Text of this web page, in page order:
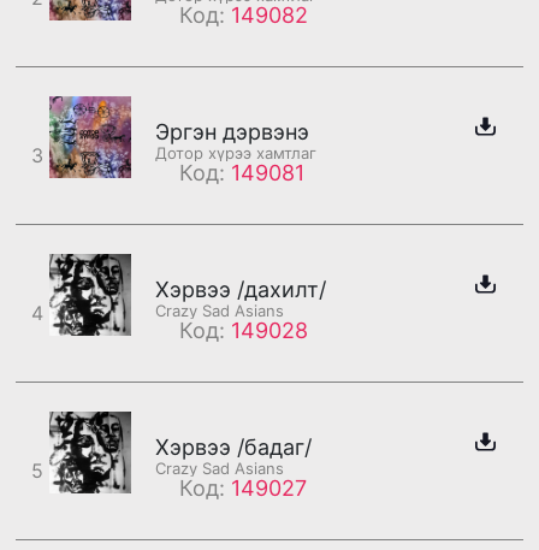
Код: 149082
3
Эргэн дэрвэнэ
Дотор хүрээ хамтлаг
Код: 149081
4
Хэрвээ /дахилт/
Crazy Sad Asians
Код: 149028
5
Хэрвээ /бадаг/
Crazy Sad Asians
Код: 149027